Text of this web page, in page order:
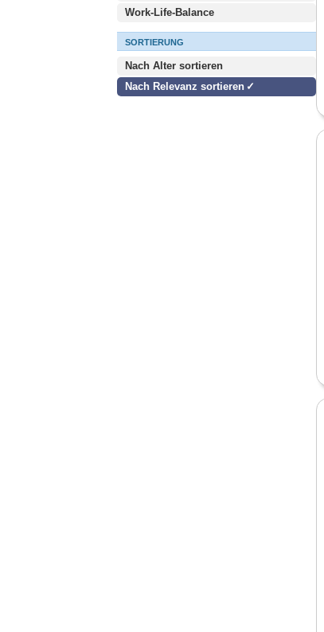
Work-Life-Balance
SORTIERUNG
Nach Alter sortieren
Nach Relevanz sortieren